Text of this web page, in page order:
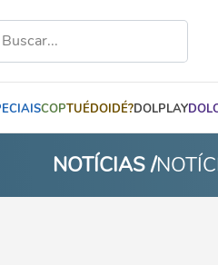
COPTUÉDOIDÉ?DOLPLAY
NOTÍCIAS /